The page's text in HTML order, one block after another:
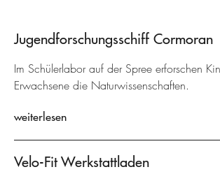
Jugendforschungsschiff Cormoran
Im Schülerlabor auf der Spree erforschen
Erwachsene die Naturwissenschaften.
weiterlesen
Velo-Fit Werkstattladen